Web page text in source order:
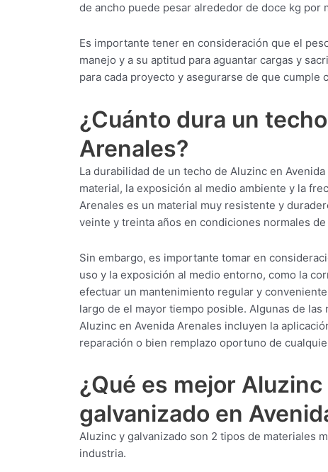
de ancho puede pesar alrededor de doce kg por
Es importante tener en consideración que el
manejo y a su aptitud para aguantar cargas y
para cada proyecto y asegurarse de que cumple
¿Cuánto dura un
Arenales?
La durabilidad de un techo de Aluzinc en
material, la exposición al medio ambiente y la
Arenales es un material muy resistente y
veinte y treinta años en condiciones normales de
Sin embargo, es importante tomar en
uso y la exposición al medio entorno, como la
efectuar un mantenimiento regular y
largo de el mayor tiempo posible. Algunas de
Aluzinc en Avenida Arenales incluyen la
reparación o bien remplazo oportuno de
¿Qué es mejor
galvanizado en
Aluzinc y galvanizado son 2 tipos de materiales
industria.